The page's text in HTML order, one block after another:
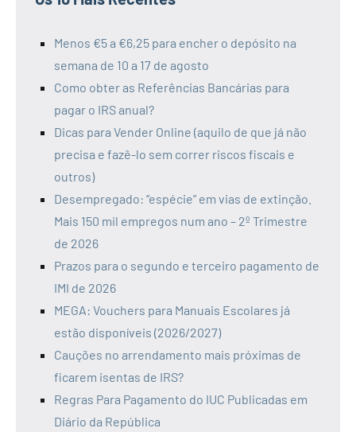
Menos €5 a €6,25 para encher o depósito na
semana de 10 a 17 de agosto
Como obter as Referências Bancárias para
pagar o IRS anual?
Dicas para Vender Online (aquilo de que já não
precisa e fazê-lo sem correr riscos fiscais e
outros)
Desempregado: “espécie” em vias de extinção.
Mais 150 mil empregos num ano – 2º Trimestre
de 2026
Prazos para o segundo e terceiro pagamento de
IMI de 2026
MEGA: Vouchers para Manuais Escolares já
estão disponíveis (2026/2027)
Cauções no arrendamento mais próximas de
ficarem isentas de IRS?
Regras Para Pagamento do IUC Publicadas em
Diário da República